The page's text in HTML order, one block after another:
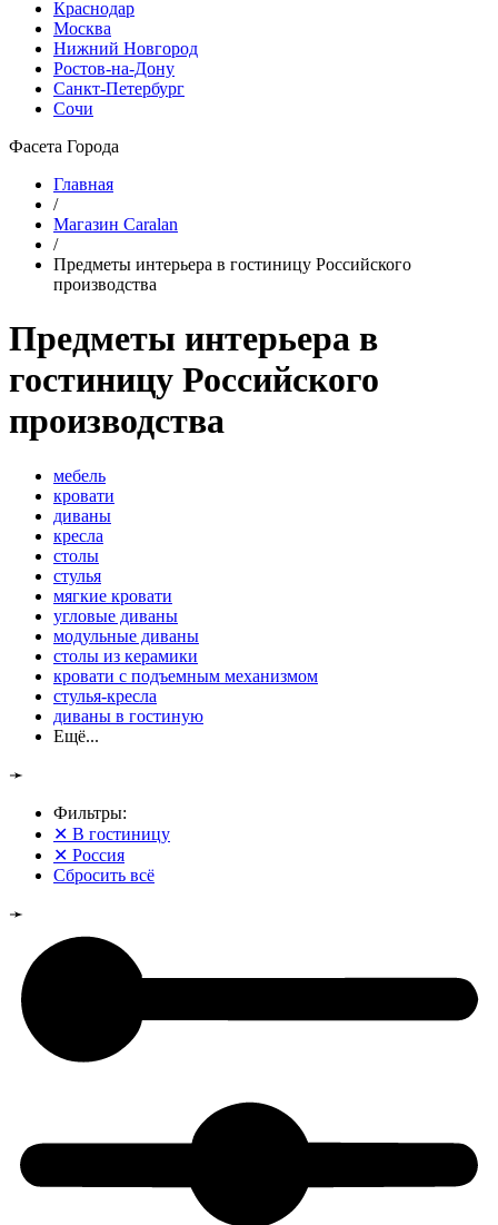
Краснодар
Москва
Нижний Новгород
Ростов-на-Дону
Санкт-Петербург
Сочи
Фасета Города
Главная
/
Магазин Caralan
/
Предметы интерьера в гостиницу Российского
производства
Предметы интерьера в
гостиницу Российского
производства
мебель
кровати
диваны
кресла
столы
стулья
мягкие кровати
угловые диваны
модульные диваны
столы из керамики
кровати с подъемным механизмом
стулья-кресла
диваны в гостиную
Ещё...
➛
Фильтры:
✕ В гостиницу
✕ Россия
Сбросить всё
➛